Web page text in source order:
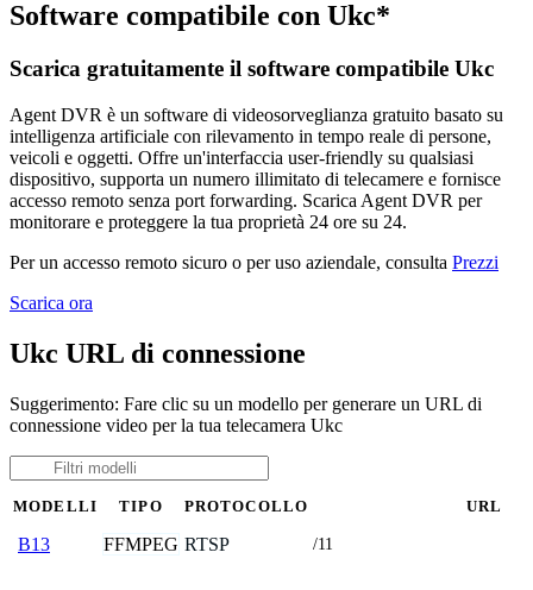
Software compatibile con Ukc*
Scarica gratuitamente il software compatibile Ukc
Agent DVR è un software di videosorveglianza gratuito basato su
intelligenza artificiale con rilevamento in tempo reale di persone,
veicoli e oggetti. Offre un'interfaccia user-friendly su qualsiasi
dispositivo, supporta un numero illimitato di telecamere e fornisce
accesso remoto senza port forwarding. Scarica Agent DVR per
monitorare e proteggere la tua proprietà 24 ore su 24.
Per un accesso remoto sicuro o per uso aziendale, consulta Prezzi
Scarica ora
Ukc URL di connessione
Suggerimento: Fare clic su un modello per generare un URL di
connessione video per la tua telecamera Ukc
MODELLI TIPO PROTOCOLLO URL
B13 FFMPEG RTSP /11